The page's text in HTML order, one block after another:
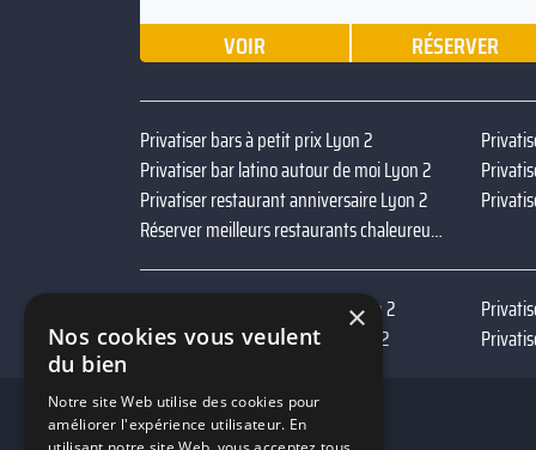
VOIR RÉSERVER
Privatiser bars à petit prix Lyon 2
Privatiser bar latino autour de moi Lyon 2
Privatiser restaurant anniversaire Lyon 2
Réserver meilleurs restaurants chaleureux Lyon 2
Privatiser bars match de foot Lyon 2
Privatiser bars avec terrasse Lyon 2
×
Nos cookies vous veulent
du bien
Notre site Web utilise des cookies pour
améliorer l'expérience utilisateur. En